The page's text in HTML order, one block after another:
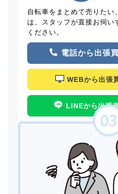
自転車をまとめて売りたい
は、スタッフが直接お伺い
ください。
電話から出張
WEBから出張
LINEから出張